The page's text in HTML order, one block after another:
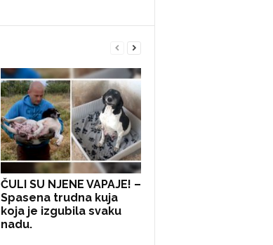
ČULI SU NJENE VAPAJE! –
Spasena trudna kuja
koja je izgubila svaku
nadu.